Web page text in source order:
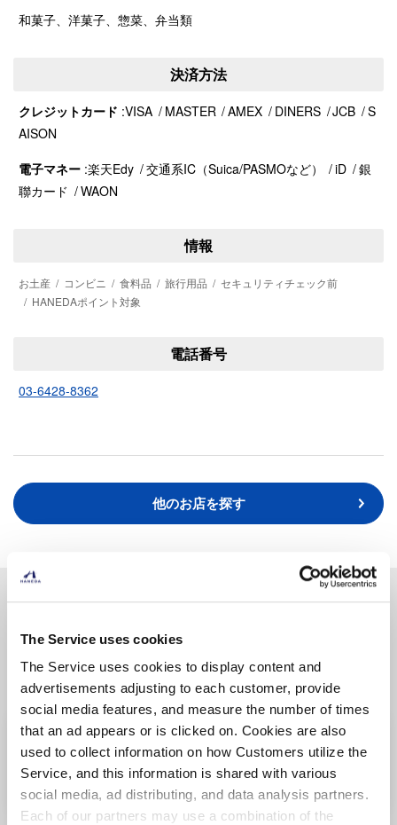
The Service uses cookies
The Service uses cookies to display content and
advertisements adjusting to each customer, provide
social media features, and measure the number of times
that an ad appears or is clicked on. Cookies are also
used to collect information on how Customers utilize the
Service, and this information is shared with various
social media, ad distributing, and data analysis partners.
Each of our partners may use a combination of the
和菓子、洋菓子、惣菜、弁当類
決済方法
クレジットカード VISA MASTER AMEX DINERS JCB
S
AISON
電子マネー 楽天Edy 交通系IC（Suica/PASMOなど） iD
銀
聯カード
WAON
情報
お土産 コンビニ 食料品 旅行用品
セキュリティチェック前
HANEDAポイント対象
電話番号
03-6428-8362
他のお店を探す
取扱い商品
お問い合わせください。
佐藤水産
鮭のとばくん 65g
¥1,296（税込）